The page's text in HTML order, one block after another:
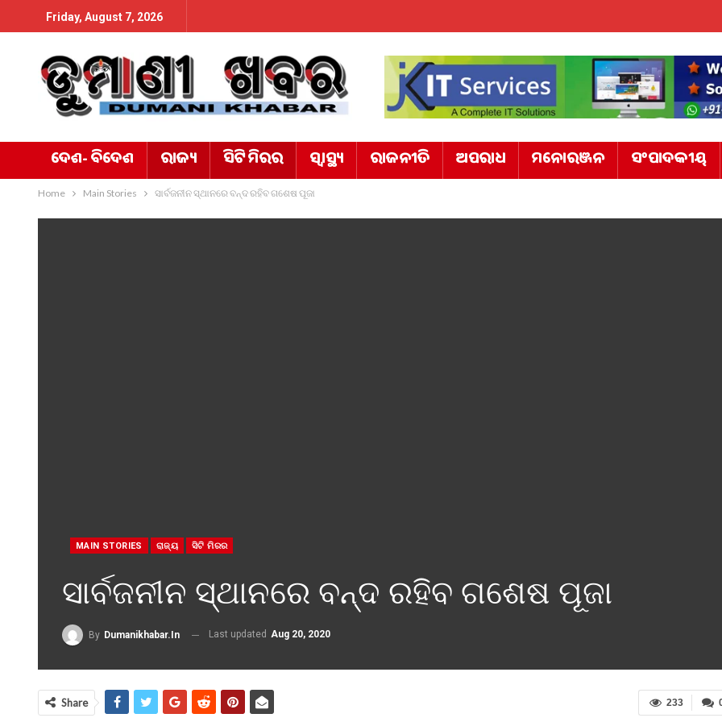
Friday, August 7, 2026
ଦେଶ- ବିଦେଶ ରାଜ୍ୟ ସିଟି ମିରର ସ୍ୱାସ୍ଥ୍ୟ ରାଜନୀତି ଅପରାଧ ମନୋରଞ୍ଜନ ସଂପାଦକୀୟ
Home Main Stories ସାର୍ବଜନୀନ ସ୍ଥାନରେ ବନ୍ଦ ରହିବ ଗଶେଷ ପୂଜା
MAIN STORIES ରାଜ୍ୟ ସିଟି ମିରର
ସାର୍ବଜନୀନ ସ୍ଥାନରେ ବନ୍ଦ ରହିବ ଗଶେଷ ପୂଜା
By Dumanikhabar.in Last updated Aug 20, 2020
233
Share